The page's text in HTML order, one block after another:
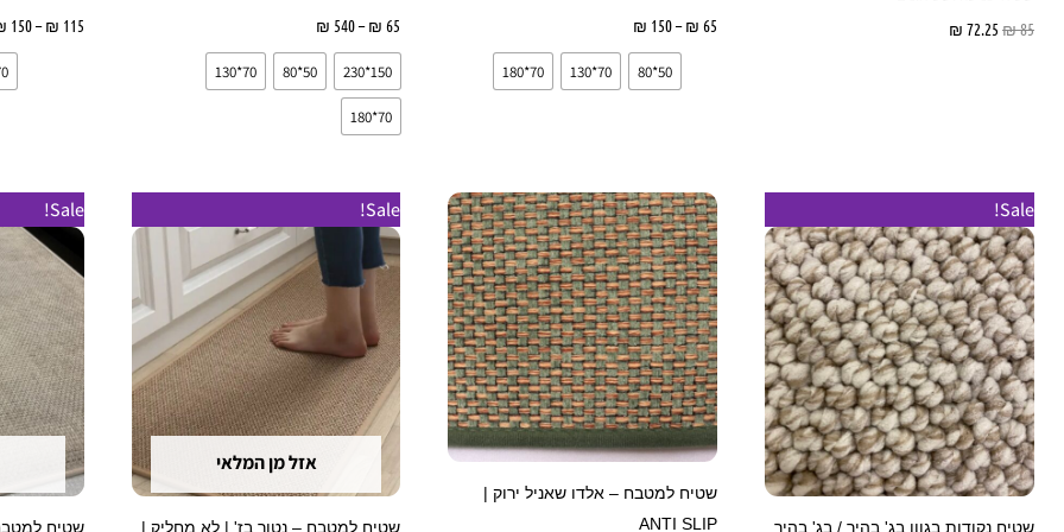
₪85
₪ 72.25
₪ 65
–
₪ 150
50*80
70*130
70*180
₪ 65
–
₪ 540
150*230
50*80
70*130
70*180
₪ 115
–
150
Sale!
שטיח נקודות בגוון בג' בהיר / בג' בהיר
מחירים:
עד
מחירים:
עד
זה
יש
מספר
סוגים.
ניתן
לבחור
את
האפשרויותשטיח למטבח – אלדו שאניל ירוק |
ANTI SLIP
טווח
מחירים:
⁦₪ 65⁩
עד
⁦₪ 150⁩
למוצר
זה
יש
מספר
סוגים.
ניתן
לבחור
את
האפשרויות
Sale!
אזל מן המלאי
שטיח למטבח – נטור בז' | לא מחליק |
מחירים:
⁦₪ 65⁩
עד
מספר
סוגים.
ניתן
לבחור
האפשרויות
בעמוד
Sale!
שטיח